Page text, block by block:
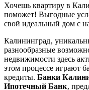
Хочешь квартиру в
поможет! Выгодные
свой идеальный дом с
Калининград‚
разнообразные
недвижимости здесь
этом процессе играют
кредиты. Банки
Ипотечный Банк‚